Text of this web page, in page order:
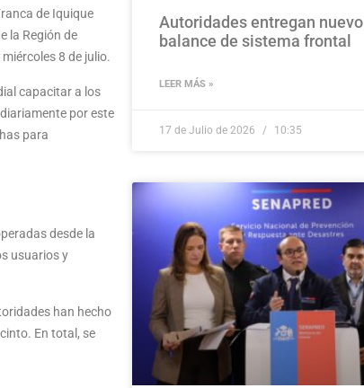
de Iquique
la Región de
8 de julio.
capacitar a los
por este
para
desde la
usuarios y
han hecho
En total, se
Autoridades entregan nuevo
balance de sistema frontal
LEER MÁS »
17 de Julio de 2026 10:35